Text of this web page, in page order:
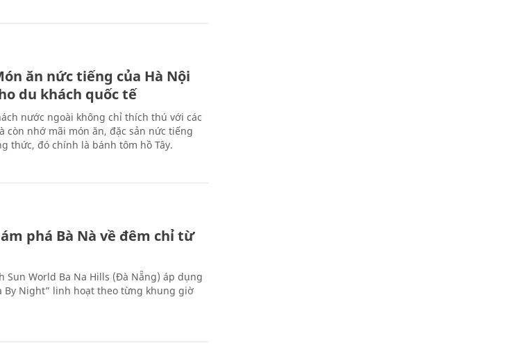
ăn nức tiếng của Hà Nội
du khách quốc tế
nước ngoài không chỉ thích thú với các
còn nhớ mãi món ăn, đặc sản nức tiếng
thức, đó chính là bánh tôm hồ Tây.
phá Bà Nà về đêm chỉ từ
Sun World Ba Na Hills (Đà Nẵng) áp dụng
By Night” linh hoạt theo từng khung giờ